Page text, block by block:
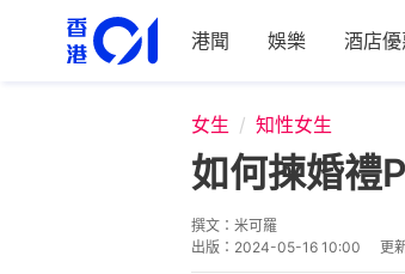
港聞 娛樂 酒店
女生 知性女生
如何揀婚禮
撰文： 米可羅
出版： 2024-05-16 10:00 更